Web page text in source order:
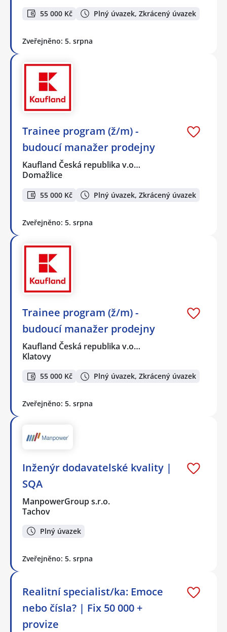
55 000 Kč Plný úvazek, Zkrácený úvazek
Zveřejněno: 5. srpna
Trainee program (ž/m) -
budoucí manažer prodejny
Kaufland Česká republika v.o…
Domažlice
55 000 Kč Plný úvazek, Zkrácený úvazek
Zveřejněno: 5. srpna
Trainee program (ž/m) -
budoucí manažer prodejny
Kaufland Česká republika v.o…
Klatovy
55 000 Kč Plný úvazek, Zkrácený úvazek
Zveřejněno: 5. srpna
Inženýr dodavatelské kvality |
SQA
ManpowerGroup s.r.o.
Tachov
Plný úvazek
Zveřejněno: 5. srpna
Realitní specialist/ka: Emoce
nebo čísla? | Fix 50 000 +
provize